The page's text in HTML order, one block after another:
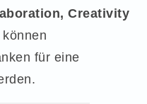
Creativity
können
für eine